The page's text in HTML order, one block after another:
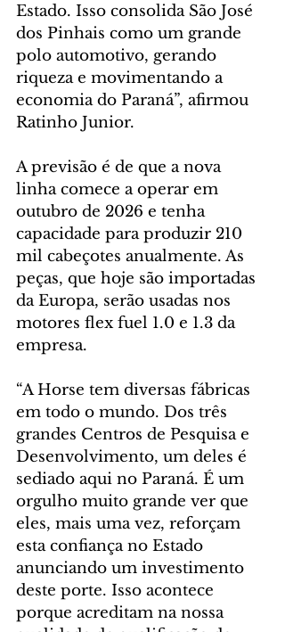
Estado. Isso consolida São José
dos Pinhais como um grande
polo automotivo, gerando
riqueza e movimentando a
economia do Paraná”, afirmou
Ratinho Junior.
A previsão é de que a nova
linha comece a operar em
outubro de 2026 e tenha
capacidade para produzir 210
mil cabeçotes anualmente. As
peças, que hoje são importadas
da Europa, serão usadas nos
motores flex fuel 1.0 e 1.3 da
empresa.
“A Horse tem diversas fábricas
em todo o mundo. Dos três
grandes Centros de Pesquisa e
Desenvolvimento, um deles é
sediado aqui no Paraná. É um
orgulho muito grande ver que
eles, mais uma vez, reforçam
esta confiança no Estado
anunciando um investimento
deste porte. Isso acontece
porque acreditam na nossa